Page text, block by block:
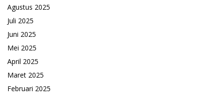
Agustus 2025
Juli 2025
Juni 2025
Mei 2025
April 2025
Maret 2025
Februari 2025